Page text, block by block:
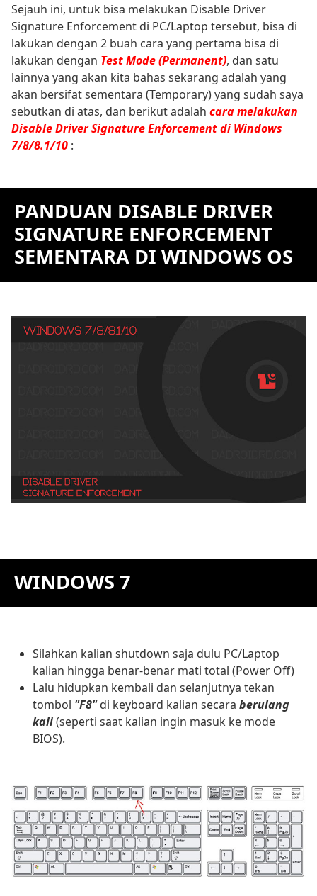
Sejauh ini, untuk bisa melakukan Disable Driver
Signature Enforcement di PC/Laptop tersebut, bisa di
lakukan dengan 2 buah cara yang pertama bisa di
lakukan dengan Test Mode (Permanent), dan satu
lainnya yang akan kita bahas sekarang adalah yang
akan bersifat sementara (Temporary) yang sudah saya
sebutkan di atas, dan berikut adalah cara melakukan
Disable Driver Signature Enforcement di Windows
7/8/8.1/10 :
PANDUAN DISABLE DRIVER
SIGNATURE ENFORCEMENT
SEMENTARA DI WINDOWS OS
WINDOWS 7
Silahkan kalian shutdown saja dulu PC/Laptop
kalian hingga benar-benar mati total (Power Off)
Lalu hidupkan kembali dan selanjutnya tekan
tombol "F8"di keyboard kalian secara berulang
kali(seperti saat kalian ingin masuk ke mode
BIOS).